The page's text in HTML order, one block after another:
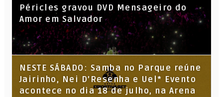
Péricles gravou DVD Mensageiro do
Amor em Salvador
NESTE SÁBADO: Samba no Parque reúne
Jairinho, Nei D’Resenha e Uel* Evento
acontece no dia 18 de julho, na Arena